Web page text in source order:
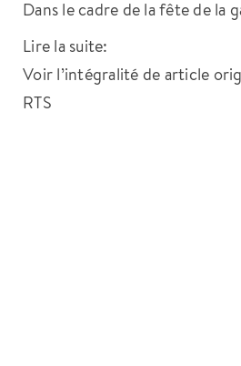
Dans le cadre de la fête de la
Lire la suite:
Voir l’intégralité de article
RTS